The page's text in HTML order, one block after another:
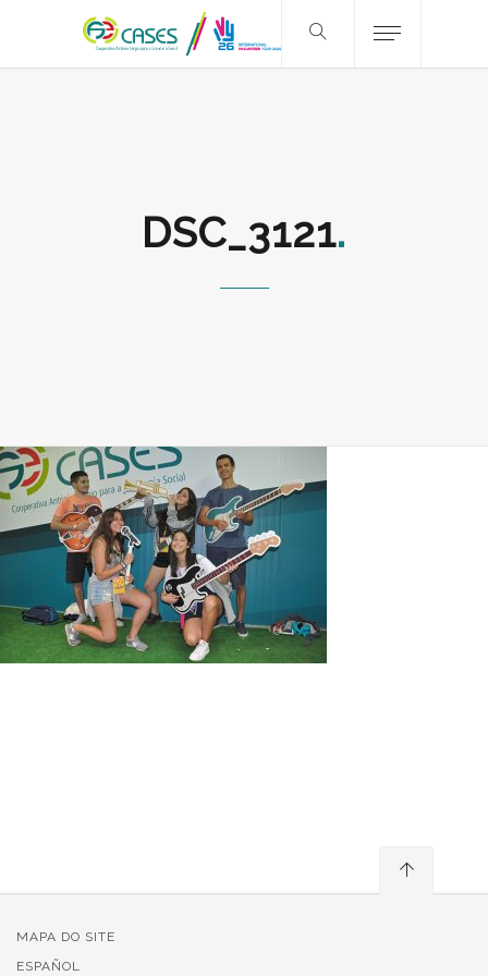
DSC_3121
MAPA DO SITE
ESPAÑOL